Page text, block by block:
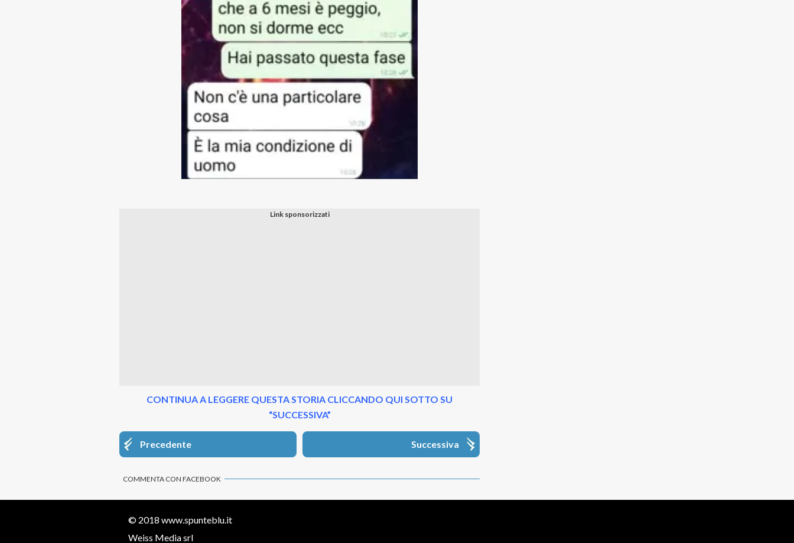
CONTINUA A LEGGERE QUESTA STORIA CLICCANDO QUI SOTTO SU
“SUCCESSIVA”
Precedente Successiva
COMMENTA CON FACEBOOK
© 2018 www.spunteblu.it
Weiss Media srl